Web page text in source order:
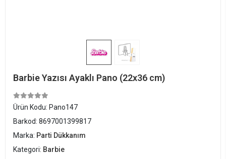
Barbie Yazısı Ayaklı Pano (22x36 cm)
Ürün Kodu: Pano147
Barkod: 8697001399817
Marka: Parti Dükkanım
Kategori: Barbie